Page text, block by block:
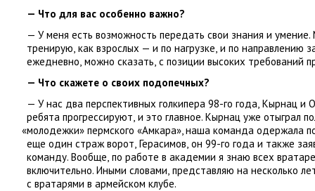
— Что для вас особенно важно?
— У меня есть возможность передать свои знания и
тренирую, как взрослых — и по нагрузке, и по направлению
ежедневно, можно сказать, с позиции высоких требований
— Что скажете о своих подопечных?
— У нас два перспективных голкипера 98-го года, Кырнац и
ребята прогрессируют, и это главное. Кырнац уже отыграл
«молодежки» пермского «Амкара», наша команда одержала
еще один страж ворот, Герасимов, он 99-го года и также
команду. Вообще, по работе в академии я знаю всех
включительно. Иными словами, представляю на несколько
с вратарями в армейском клубе.